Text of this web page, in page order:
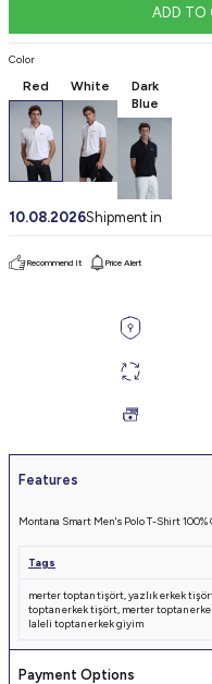
ADD TO
Color
Red White
Dark
Blue
10.08.2026Shipment in
Recommend It Price Alert
Features
Montana Smart Men's Polo T-Shirt
Tags
merter toptan tişört yazlık erkek
toptan erkek tişört merter toptan
laleli toptan erkek giyim
Payment Options